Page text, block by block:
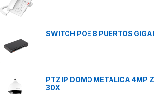
SWITCH POE 8 PUERTOS
PTZ IP DOMO METALICA 4MP
30X